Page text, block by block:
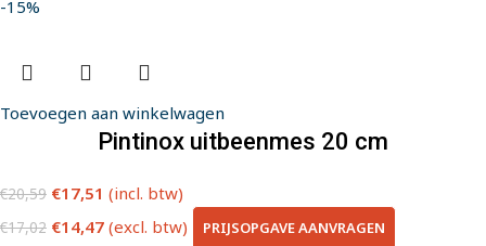
-15%
Toevoegen aan winkelwagen
Pintinox uitbeenmes 20 cm
€20,59 €17,51 (incl. btw)
€17,02 €14,47 (excl. btw) PRIJSOPGAVE AANVRAGEN